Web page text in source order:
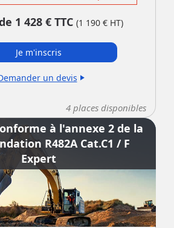
1 428 € TTC (1 190 € HT)
Je m'inscris
un devis play_arrow
4 places disponibles
à l'annexe 2 de la
R482A Cat.C1 / F
Expert